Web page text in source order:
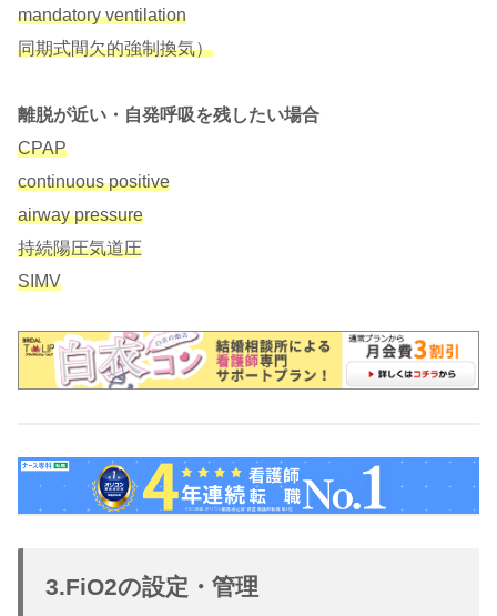
mandatory ventilation
同期式間欠的強制換気）
離脱が近い・自発呼吸を残したい場合
CPAP
continuous positive
airway pressure
持続陽圧気道圧
SIMV
3.FiO2の設定・管理